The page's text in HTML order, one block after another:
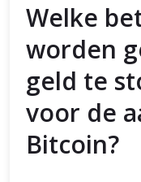
Welke
worden
geld te
voor de
Bitcoin?